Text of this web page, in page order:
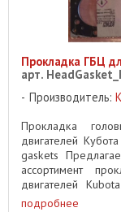
Прокладка ГБЦ
арт.
Производитель:
Прокладка
двигателей
gaskets
ассортимент
двигателей
приобрести
подробнее